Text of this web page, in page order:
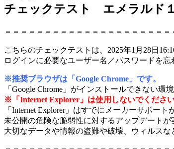
チェックテスト エメラルド１
＝＝＝＝＝＝＝＝＝＝＝＝＝＝＝＝＝＝＝＝
こちらのチェックテストは、2025年1月28日
ログインに必要なユーザー名／パスワードを
※推奨ブラウザは「Google Chrome」です。
「Google Chrome」がインストールできない環
※「Internet Explorer」は使用しないでください
「Internet Explorer」はすでにメーカーサポート
未公開の危険な脆弱性に対するアップデートが
大切なデータや情報の盗難や破壊、ウィルスな